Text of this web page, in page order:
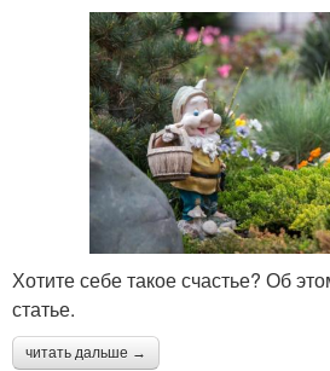
Хотите себе такое счастье? Об
статье.
читать дальше →